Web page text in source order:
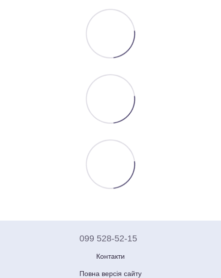
099 528-52-15
Контакти
Повна версія сайту